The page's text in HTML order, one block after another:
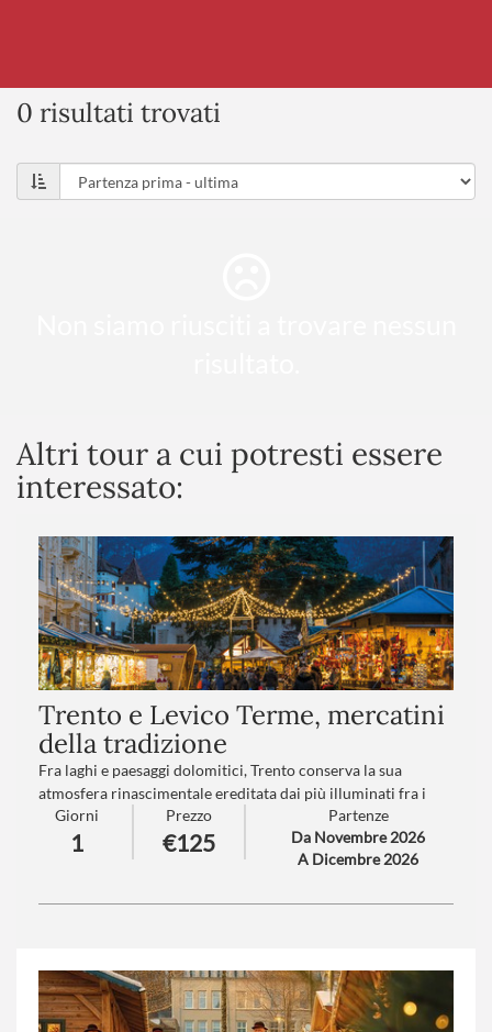
0 risultati trovati
Altri tour a cui potresti essere
interessato:
Trento e Levico Terme, mercatini
della tradizione
Fra laghi e paesaggi dolomitici, Trento conserva la sua
atmosfera rinascimentale ereditata dai più illuminati fra i
Principi Vescovi.
Levico vi trasporterà in un mondo incantato grazie al suo
lago e ai suoi mercatini nel Parco delle Terme degli Asburgo…
Giorni
1
Prezzo
€125
Partenze
Da Novembre 2026
A Dicembre 2026